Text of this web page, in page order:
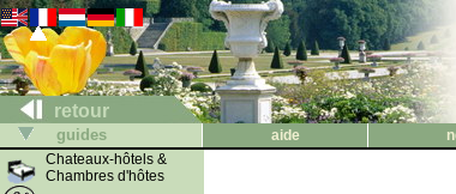
retour
guides aide
Chateaux-hôtels &
Chambres d'hôtes